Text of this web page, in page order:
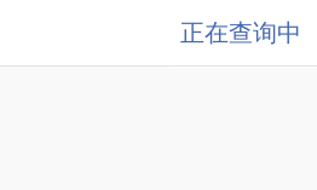
正在查询中